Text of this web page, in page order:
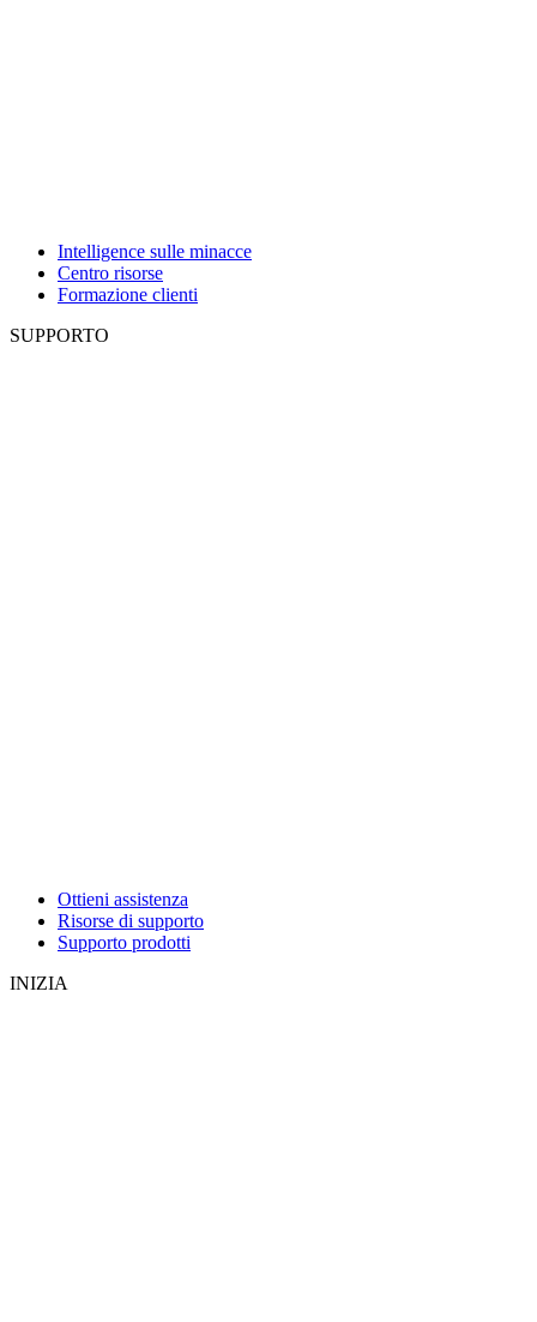
Intelligence sulle minacce
Centro risorse
Formazione clienti
SUPPORTO
Ottieni assistenza
Risorse di supporto
Supporto prodotti
INIZIA